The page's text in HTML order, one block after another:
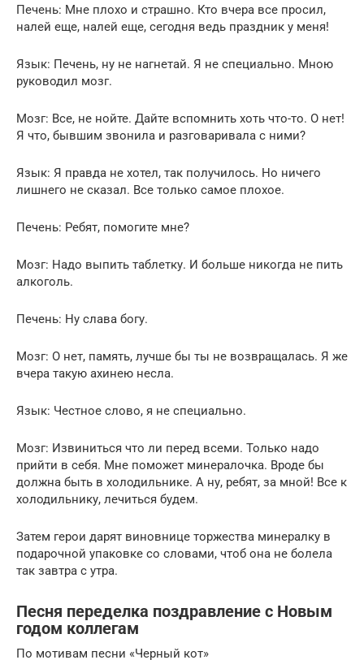
Печень: Мне плохо и страшно. Кто вчера все просил,
налей еще, налей еще, сегодня ведь праздник у меня!
Язык: Печень, ну не нагнетай. Я не специально. Мною
руководил мозг.
Мозг: Все, не нойте. Дайте вспомнить хоть что-то. О нет!
Я что, бывшим звонила и разговаривала с ними?
Язык: Я правда не хотел, так получилось. Но ничего
лишнего не сказал. Все только самое плохое.
Печень: Ребят, помогите мне?
Мозг: Надо выпить таблетку. И больше никогда не пить
алкоголь.
Печень: Ну слава богу.
Мозг: О нет, память, лучше бы ты не возвращалась. Я же
вчера такую ахинею несла.
Язык: Честное слово, я не специально.
Мозг: Извиниться что ли перед всеми. Только надо
прийти в себя. Мне поможет минералочка. Вроде бы
должна быть в холодильнике. А ну, ребят, за мной! Все к
холодильнику, лечиться будем.
Затем герои дарят виновнице торжества минералку в
подарочной упаковке со словами, чтоб она не болела
так завтра с утра.
Песня переделка поздравление с Новым
годом коллегам
По мотивам песни «Черный кот»